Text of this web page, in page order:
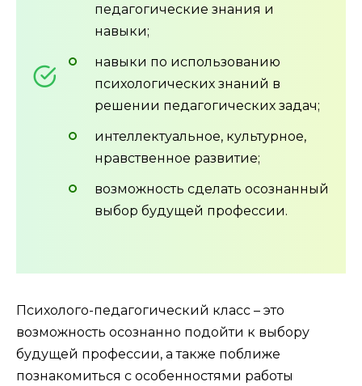
педагогические знания и
навыки;
навыки по использованию
психологических знаний в
решении педагогических задач;
интеллектуальное, культурное,
нравственное развитие;
возможность сделать осознанный
выбор будущей профессии.
Психолого-педагогический класс – это
возможность осознанно подойти к выбору
будущей профессии, а также поближе
познакомиться с особенностями работы